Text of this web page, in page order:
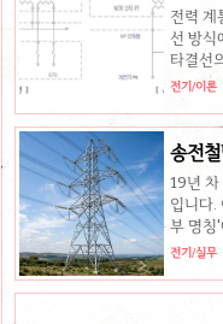
오픈
전력 계
선 방식
타결선
경제적
압 동시
용됨델
해 계
선: 1선
력하여
상 결상
1. Y결
적으로
전기/이론
송전
무자
19년 차
입니다.
부 명칭'
기술사
(Main
가 되
전기/실무